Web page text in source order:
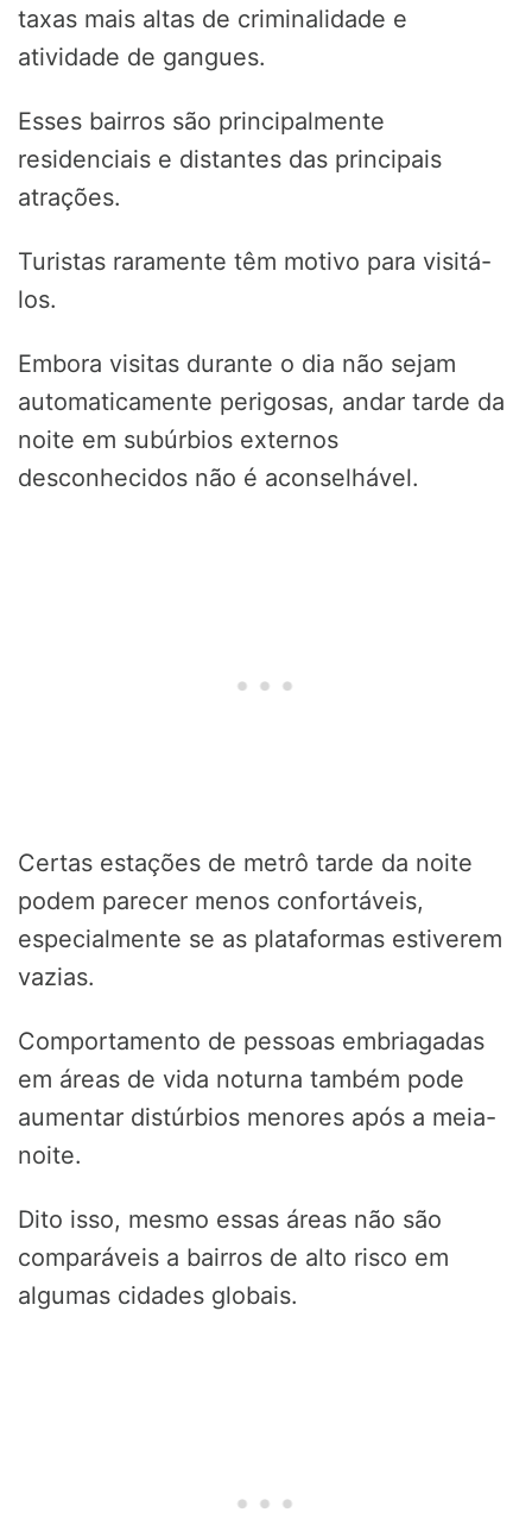
taxas mais altas de criminalidade e
atividade de gangues.
Esses bairros são principalmente
residenciais e distantes das principais
atrações.
Turistas raramente têm motivo para visitá-
los.
Embora visitas durante o dia não sejam
automaticamente perigosas, andar tarde da
noite em subúrbios externos
desconhecidos não é aconselhável.
Certas estações de metrô tarde da noite
podem parecer menos confortáveis,
especialmente se as plataformas estiverem
vazias.
Comportamento de pessoas embriagadas
em áreas de vida noturna também pode
aumentar distúrbios menores após a meia-
noite.
Dito isso, mesmo essas áreas não são
comparáveis a bairros de alto risco em
algumas cidades globais.